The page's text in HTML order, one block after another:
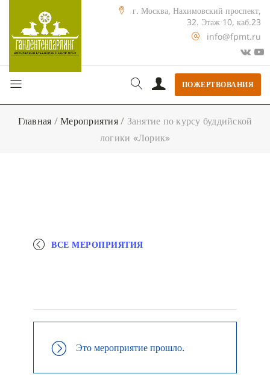
г. Москва, Нахимовский проспект,
32. Этаж 10, каб.23
info@fpmt.ru
ПОЖЕРТВОВАНИЯ
Главная /Мероприятия/ Занятие по курсу буддийской
логики «Лорик»
ВСЕ МЕРОПРИЯТИЯ
Это мероприятие прошло.